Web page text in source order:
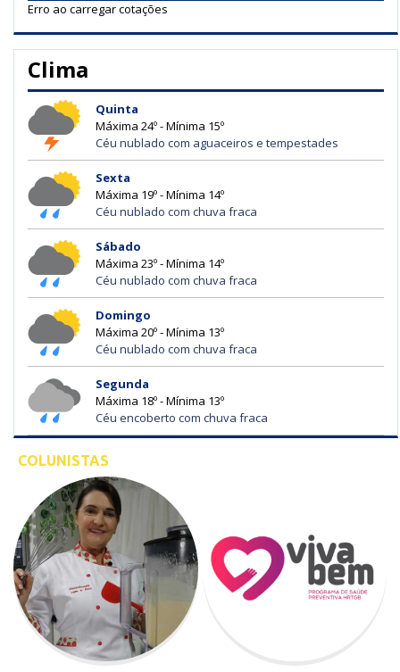
Erro ao carregar cotações
Clima
Quinta
Máxima 24º - Mínima 15º
Céu nublado com aguaceiros e tempestades
Sexta
Máxima 19º - Mínima 14º
Céu nublado com chuva fraca
Sábado
Máxima 23º - Mínima 14º
Céu nublado com chuva fraca
Domingo
Máxima 20º - Mínima 13º
Céu nublado com chuva fraca
Segunda
Máxima 18º - Mínima 13º
Céu encoberto com chuva fraca
COLUNISTAS